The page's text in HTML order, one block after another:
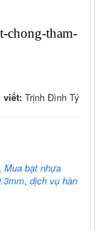
chong-tham-
viết: Trịnh Đình Tý
, Mua bạt nhựa
, dịch vụ hàn